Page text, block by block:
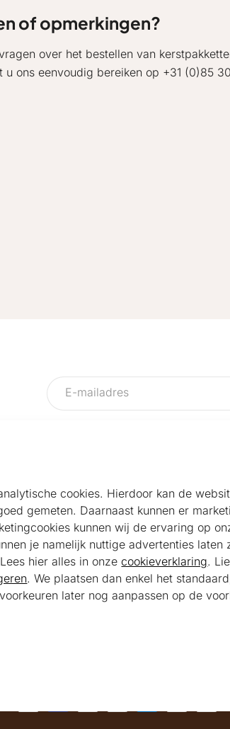
of opmerkingen?
over het bestellen van
u ons eenvoudig bereiken op +31 (0)85
Helpdesk
Veelgestelde vragen
Klantenservice
Bel ons
085 301 22 55 (NL)
cookies. Hierdoor kan de
gemeten. Daarnaast kunnen er
kunnen wij de ervaring op
je namelijk nuttige advertenties laten
hier alles in onze cookieverklaring.
. We plaatsen dan enkel het
later nog aanpassen op de